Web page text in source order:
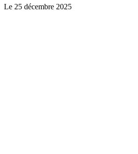
Le 25 décembre 2025